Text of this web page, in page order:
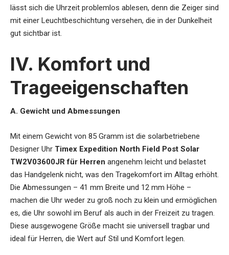
lässt sich die Uhrzeit problemlos ablesen, denn die Zeiger sind
mit einer Leuchtbeschichtung versehen, die in der Dunkelheit
gut sichtbar ist.
IV. Komfort und
Trageeigenschaften
A. Gewicht und Abmessungen
Mit einem Gewicht von 85 Gramm ist die solarbetriebene
Designer Uhr Timex Expedition North Field Post Solar
TW2V03600JR für Herren angenehm leicht und belastet
das Handgelenk nicht, was den Tragekomfort im Alltag erhöht.
Die Abmessungen – 41 mm Breite und 12 mm Höhe –
machen die Uhr weder zu groß noch zu klein und ermöglichen
es, die Uhr sowohl im Beruf als auch in der Freizeit zu tragen.
Diese ausgewogene Größe macht sie universell tragbar und
ideal für Herren, die Wert auf Stil und Komfort legen.